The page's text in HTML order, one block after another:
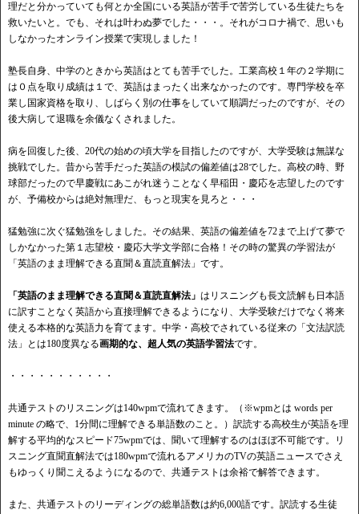
理だと分かっていても何とか全国にいる英語が苦手で苦労している生徒たちを
救いたいと。でも、それは叶わぬ夢でした・・・。それがコロナ禍で、思いも
しなかったオンライン授業で実現しました！
塾長自身、中学のときから英語はとても苦手でした。工業高校１年の２学期に
は０点を取り成績は１で、英語はまったく出来なかったのです。専門学校を卒
業し国家資格を取り、しばらく別の仕事をしていて順調だったのですが、その
後大病して退職を余儀なくされました。
病を回復した後、20代の始めの頃大学を目指したのですが、大学受験は無謀な
挑戦でした。昔から苦手だった英語の模試の偏差値は28でした。高校の時、野
球部だったので早慶戦にあこがれ迷うことなく早稲田・慶応を志望したのです
が、予備校からは絶対無理だ、もっと現実を見ろと・・・
猛勉強に次ぐ猛勉強をしました。その結果、英語の偏差値を72まで上げて夢で
しかなかった第１志望校・慶応大学文学部に合格！その時の驚異の学習法が
「英語のまま理解できる直聞＆直読直解法」です。
「英語のまま理解できる直聞＆直読直解法」 はリスニングも長文読解も日本語
に訳すことなく英語から直接理解できるようになり、大学受験だけでなく将来
使える本格的な英語力を育てます。中学・高校でされている従来の「文法訳読
法」とは180度異なる画期的な、超人気の英語学習法です。
・・・・・・・・・・・
共通テストのリスニングは140wpmで流れてきます。（※wpmとは words per
minute の略で、1分間に理解できる単語数のこと。）訳読する高校生が英語を理
解する平均的なスピード75wpmでは、聞いて理解するのはほぼ不可能です。リ
スニング直聞直解法では180wpmで流れるアメリカのTVの英語ニュースでさえ
もゆっくり聞こえるようになるので、共通テストは余裕で解答できます。
また、共通テストのリーディングの総単語数は約6,000語です。訳読する生徒